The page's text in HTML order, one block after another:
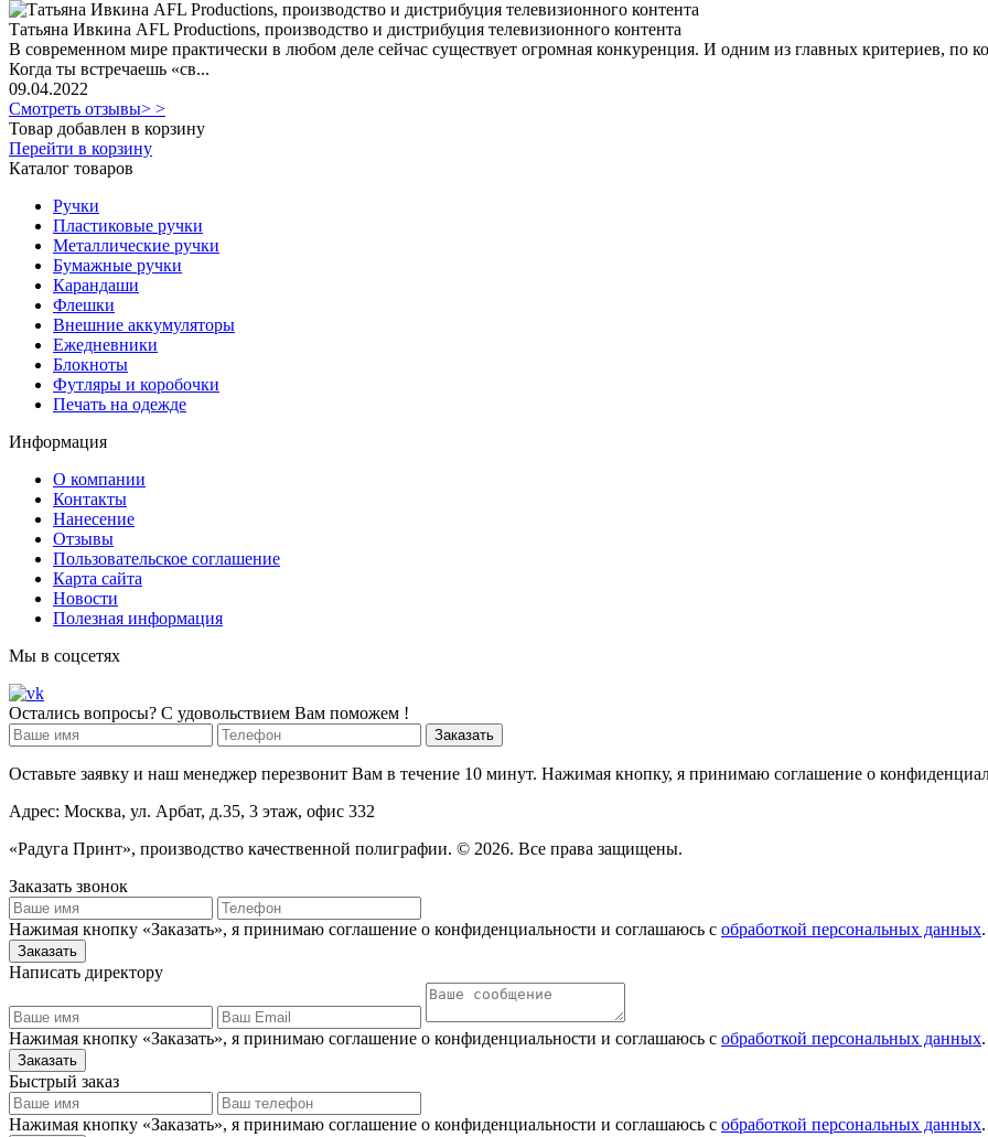
Татьяна Ивкина AFL Productions, производство и дистрибуция телевизионного контента
В современном мире практически в любом деле сейчас существует огромная конкуренция. И одним из главных критериев,
Когда ты встречаешь «св...
09.04.2022
Смотреть отзывы> >
Товар добавлен в корзину
Перейти в корзину
Каталог товаров
Ручки
Пластиковые ручки
Металлические ручки
Бумажные ручки
Карандаши
Флешки
Внешние аккумуляторы
Ежедневники
Блокноты
Футляры и коробочки
Печать на одежде
Информация
О компании
Контакты
Нанесение
Отзывы
Пользовательское соглашение
Карта сайта
Новости
Полезная информация
Мы в соцсетях
Остались вопросы? С удовольствием Вам поможем !
Оставьте заявку и наш менеджер перезвонит Вам в течение 10 минут. Нажимая кнопку, я принимаю соглашение о
Адрес: Москва, ул. Арбат, д.35, 3 этаж, офис 332
«Радуга Принт», производство качественной полиграфии. © 2026. Все права защищены.
Заказать звонок
Нажимая кнопку «Заказать», я принимаю соглашение о конфиденциальности и соглашаюсь с обработкой персональных данных.
Написать директору
Нажимая кнопку «Заказать», я принимаю соглашение о конфиденциальности и соглашаюсь с обработкой персональных данных.
Быстрый заказ
Нажимая кнопку «Заказать», я принимаю соглашение о конфиденциальности и соглашаюсь с обработкой персональных данных.